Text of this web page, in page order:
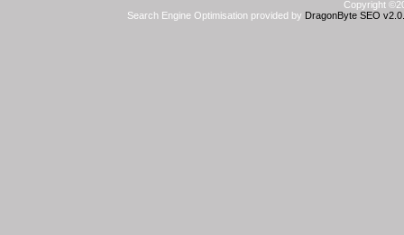
Copyright
Search Engine Optimisation provided by DragonByte SEO